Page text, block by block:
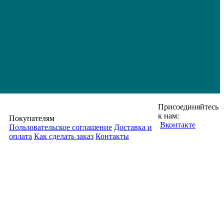
Покупателям
Пользовательское соглашение Доставка и
оплата Как сделать заказ Контакты
Присоединяйтесь
к нам:
Вконтакте